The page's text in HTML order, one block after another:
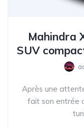
Mahindra
SUV
Après une
fait son entrée